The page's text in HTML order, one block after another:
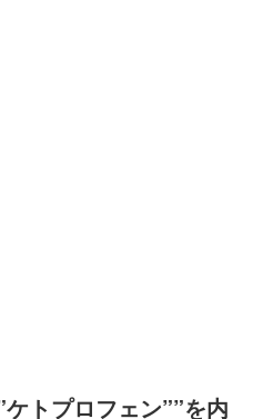
トプロフェン””を内